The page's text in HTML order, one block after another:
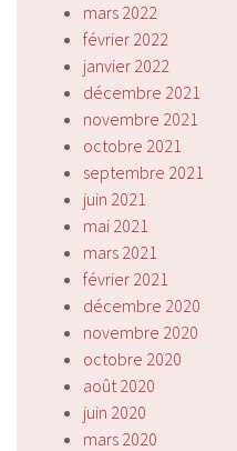
mars 2022
février 2022
janvier 2022
décembre 2021
novembre 2021
octobre 2021
septembre 2021
juin 2021
mai 2021
mars 2021
février 2021
décembre 2020
novembre 2020
octobre 2020
août 2020
juin 2020
mars 2020